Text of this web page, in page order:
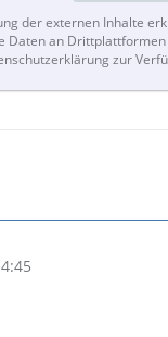
der externen Inhalte
Daten an
zur